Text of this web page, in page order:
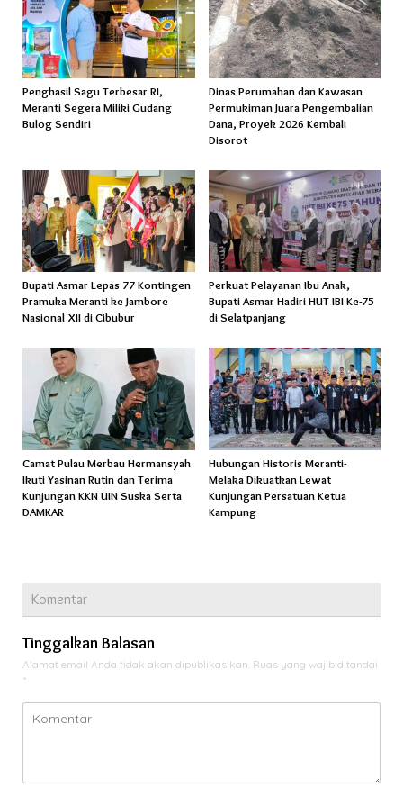
Penghasil Sagu Terbesar RI,
Meranti Segera Miliki Gudang
Bulog Sendiri
Dinas Perumahan dan Kawasan
Permukiman Juara Pengembalian
Dana, Proyek 2026 Kembali
Disorot
Bupati Asmar Lepas 77 Kontingen
Pramuka Meranti ke Jambore
Nasional XII di Cibubur
Perkuat Pelayanan Ibu Anak,
Bupati Asmar Hadiri HUT IBI Ke-75
di Selatpanjang
Camat Pulau Merbau Hermansyah
Ikuti Yasinan Rutin dan Terima
Kunjungan KKN UIN Suska Serta
DAMKAR
Hubungan Historis Meranti-
Melaka Dikuatkan Lewat
Kunjungan Persatuan Ketua
Kampung
Komentar
Tinggalkan Balasan
Alamat email Anda tidak akan dipublikasikan. Ruas yang wajib ditandai
*